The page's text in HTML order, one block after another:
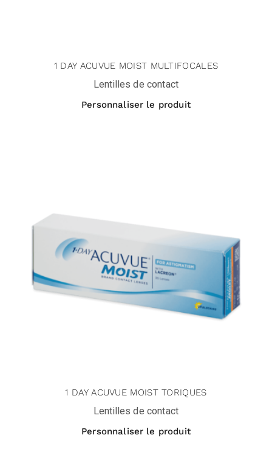
1 DAY ACUVUE MOIST MULTIFOCALES
Lentilles de contact
Personnaliser le produit
1 DAY ACUVUE MOIST TORIQUES
Lentilles de contact
Personnaliser le produit